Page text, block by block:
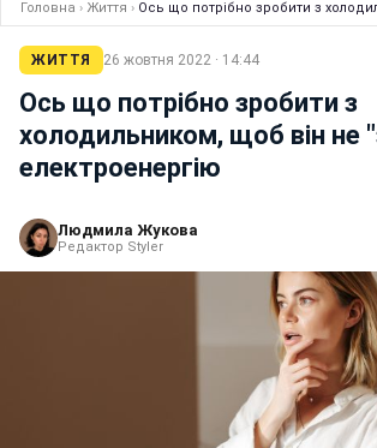
Головна › Життя › Ось що потрібно зробити з
ЖИТТЯ 26 жовтня 2022 · 14:44
Ось що потрібно зробити з
холодильником, щоб він не
електроенергію
Людмила Жукова
Редактор Styler